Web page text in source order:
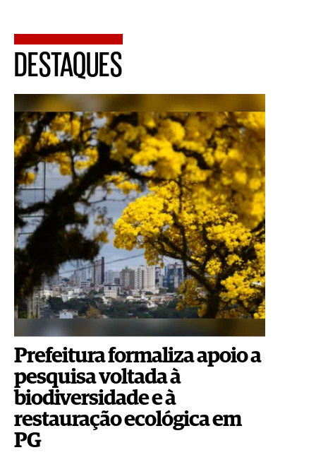
DESTAQUES
Prefeitura formaliza apoio a
pesquisa voltada à
biodiversidade e à
restauração ecológica em
PG